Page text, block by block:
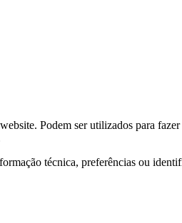
Podem ser utilizados para
técnica, preferências ou